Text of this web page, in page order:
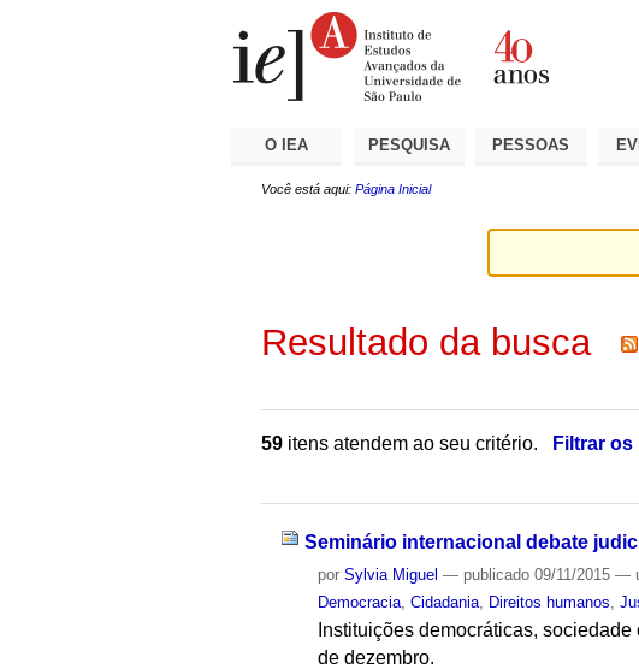
O IEA PESQUISA PESSOAS
Você está aqui: Página Inicial
Resultado da busca
59 itens atendem ao seu critério.
Filtrar
Seminário internacional debate
porSylvia Miguel — publicado 09/11/2015—
Democracia ,Cidadania Direitos humanos ,
Instituições democráticas,
de dezembro.